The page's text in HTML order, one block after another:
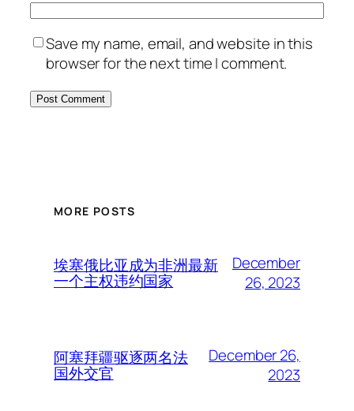
Save my name, email, and website in this
browser for the next time I comment.
MORE POSTS
埃塞俄比亚成为非洲最新
一个主权违约国家
December
26, 2023
阿塞拜疆驱逐两名法
国外交官
December 26,
2023